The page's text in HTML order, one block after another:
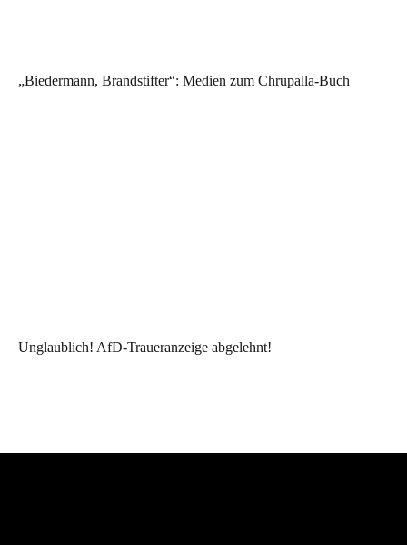
„Biedermann, Brandstifter“: Medien zum Chrupalla-Buch
Unglaublich! AfD-Traueranzeige abgelehnt!